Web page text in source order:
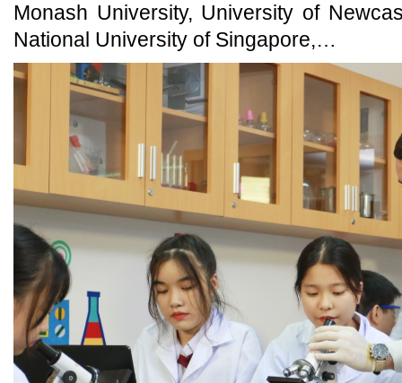
Monash University, University of
National University of Singapore,…